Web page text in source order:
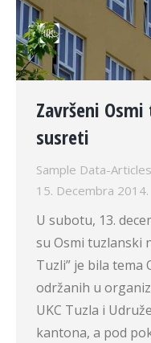
Završeni
susreti
Sample Data-Articles
15. Decembra 2014.
U subotu, 13.
su Osmi tuzlanski
Tuzli” je bila
održanih u
UKC Tuzla i
kantona, a pod